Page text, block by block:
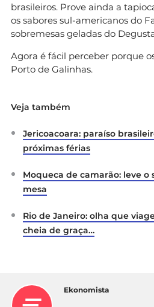
brasileiros. Prove ainda a
os sabores sul-americanos do
sobremesas geladas do
Agora é fácil perceber porque
Porto de Galinhas.
Veja também
Jericoacoara: paraíso
próximas férias
Moqueca de camarão: leve o
mesa
Rio de Janeiro: olha que
cheia de graça…
Ekonomista